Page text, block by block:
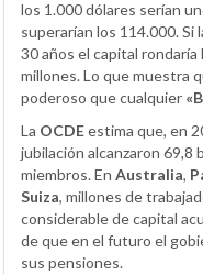
los 1.000 dólares serían
superarían los 114.000. Si
30 años el capital rondaría
millones. Lo que muestra
poderoso que cualquier
La OCDEestima que, en
jubilación alcanzaron 69,8
miembros. En Australia,
Suiza, millones de
considerable de capital
de que en el futuro el
sus pensiones.